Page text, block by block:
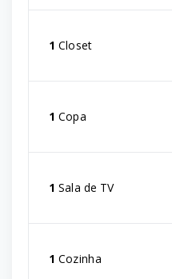
1 Closet
1 Copa
1 Sala de TV
1 Cozinha